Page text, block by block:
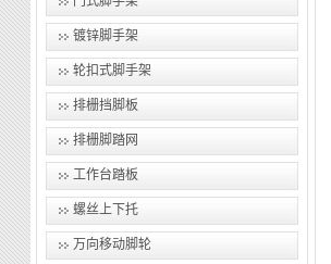
镀锌脚手架
轮扣式脚手架
排栅挡脚板
排栅脚踏网
工作台踏板
螺丝上下托
万向移动脚轮